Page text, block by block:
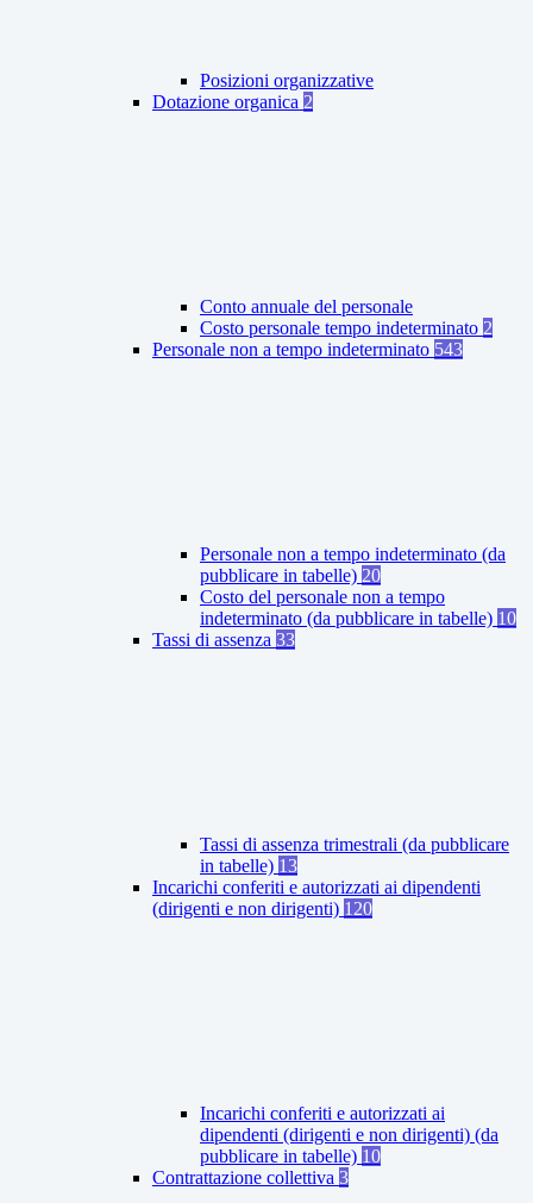
Posizioni organizzative
Dotazione organica 2
Conto annuale del personale
Costo personale tempo indeterminato 2
Personale non a tempo indeterminato 543
Personale non a tempo indeterminato (da
pubblicare in tabelle) 20
Costo del personale non a tempo
indeterminato (da pubblicare in tabelle) 10
Tassi di assenza 33
Tassi di assenza trimestrali (da pubblicare
in tabelle) 13
Incarichi conferiti e autorizzati ai dipendenti
(dirigenti e non dirigenti) 120
Incarichi conferiti e autorizzati ai
dipendenti (dirigenti e non dirigenti) (da
pubblicare in tabelle) 10
Contrattazione collettiva 3